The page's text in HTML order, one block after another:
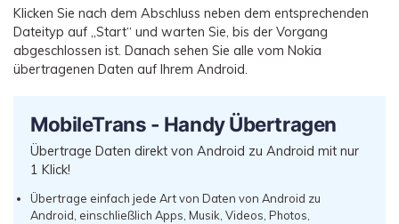
Klicken Sie nach dem Abschluss neben dem entsprechenden
Dateityp auf „Start“ und warten Sie, bis der Vorgang
abgeschlossen ist. Danach sehen Sie alle vom Nokia
übertragenen Daten auf Ihrem Android.
MobileTrans - Handy Übertragen
Übertrage Daten direkt von Android zu Android mit nur
1 Klick!
Übertrage einfach jede Art von Daten von Android zu
Android, einschließlich Apps, Musik, Videos, Photos,